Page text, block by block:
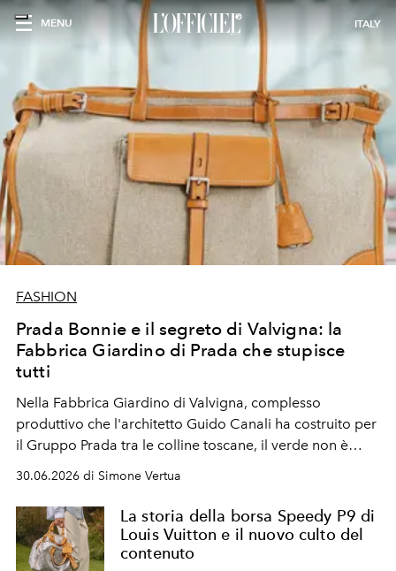
MENU ITALY
FASHION
Prada Bonnie e il segreto di Valvigna: la
Fabbrica Giardino di Prada che stupisce
tutti
Nella Fabbrica Giardino di Valvigna, complesso
produttivo che l'architetto Guido Canali ha costruito per
il Gruppo Prada tra le colline toscane, il verde non è
ornamento ma infrastruttura etica: del benessere dei
qualità artigianale della borsa Bonnie, che in quegli
spazi nasce e prende forma.
30.06.2026 di Simone Vertua
La storia della borsa Speedy P9 di
Louis Vuitton e il nuovo culto del
contenuto